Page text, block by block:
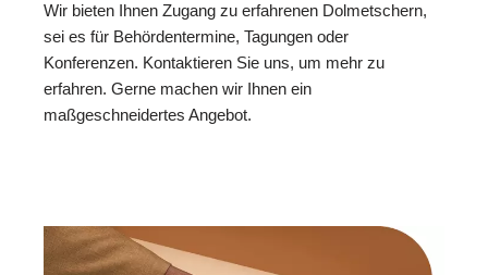
Wir bieten Ihnen Zugang zu erfahrenen Dolmetschern,
sei es für Behördentermine, Tagungen oder
Konferenzen. Kontaktieren Sie uns, um mehr zu
erfahren. Gerne machen wir Ihnen ein
maßgeschneidertes Angebot.